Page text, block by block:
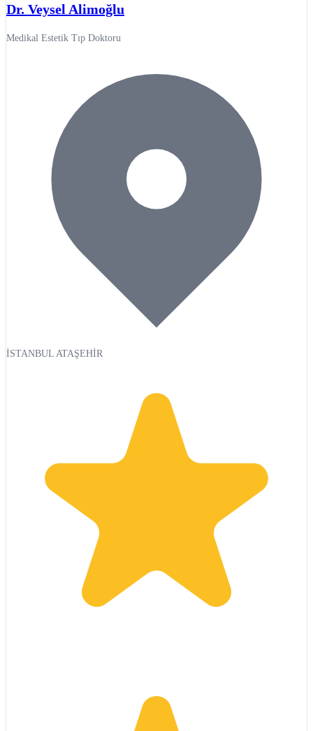
Dr. Veysel Alimoğlu
Medikal Estetik Tıp Doktoru
İSTANBUL ATAŞEHİR